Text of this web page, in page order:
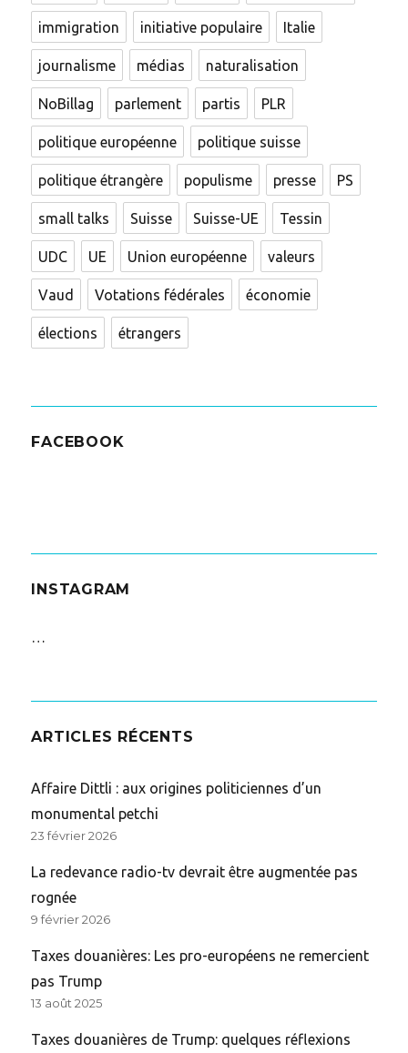
immigration initiative populaire Italie
journalisme médias naturalisation
NoBillag parlement partis PLR
politique européenne politique suisse
politique étrangère populisme presse PS
small talks Suisse Suisse-UE Tessin
UDC UE Union européenne valeurs
Vaud Votations fédérales économie
élections étrangers
FACEBOOK
INSTAGRAM
…
ARTICLES RÉCENTS
Affaire Dittli : aux origines politiciennes d’un
monumental petchi
23 février 2026
La redevance radio-tv devrait être augmentée pas
rognée
9 février 2026
Taxes douanières: Les pro-européens ne remercient
pas Trump
13 août 2025
Taxes douanières de Trump: quelques réflexions